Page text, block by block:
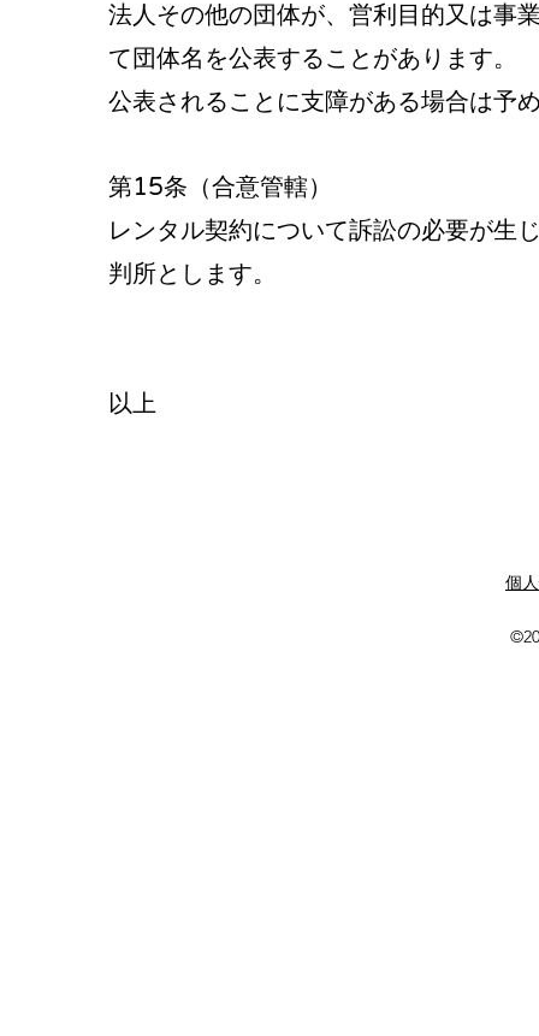
法人その他の団体が、営利目的又は事
て団体名を公表することがあります。
公表されることに支障がある場合は予
第15条（合意管轄）
レンタル契約について訴訟の必要が生
判所とします。
以上
個